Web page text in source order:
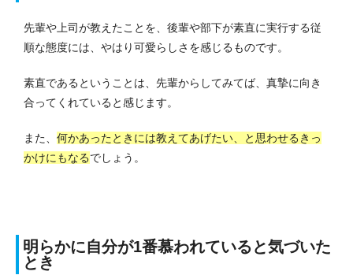
先輩や上司が教えたことを、後輩や部下が素直に実行する従
順な態度には、やはり可愛らしさを感じるものです。
素直であるということは、先輩からしてみてば、真摯に向き
合ってくれていると感じます。
また、 何かあったときには教えてあげたい、と思わせるきっ
かけにもなるでしょう。
明らかに自分が1番慕われていると気づいた
とき